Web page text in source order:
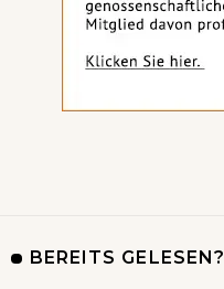
BEREITS GELESEN?